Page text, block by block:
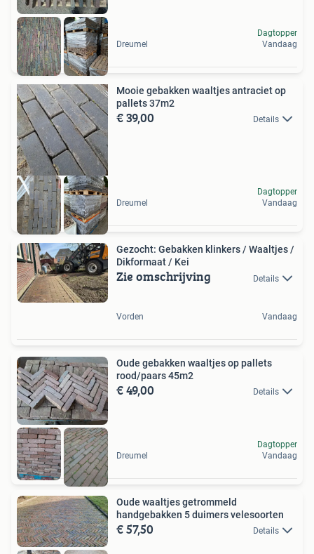
Dreumel
Dagtopper
Vandaag
Mooie gebakken waaltjes antraciet op
pallets 37m2
€ 39,00 Details
Dreumel
Dagtopper
Vandaag
Gezocht: Gebakken klinkers / Waaltjes /
Dikformaat / Kei
Zie omschrijving Details
Vorden Vandaag
Oude gebakken waaltjes op pallets
rood/paars 45m2
€ 49,00 Details
Dreumel
Dagtopper
Vandaag
Oude waaltjes getrommeld
handgebakken 5 duimers velesoorten
€ 57,50 Details